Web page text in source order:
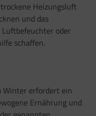
Heizungsluft
und das
oder
schaffen.
Winter erfordert ein
Ernährung und